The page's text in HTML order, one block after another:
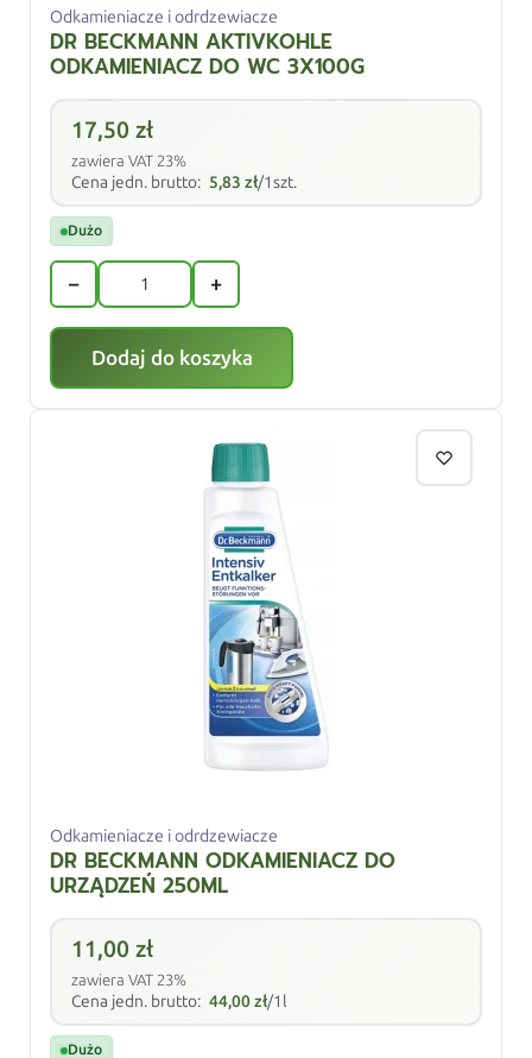
Odkamieniacze i odrdzewiacze
DR BECKMANN AKTIVKOHLE
ODKAMIENIACZ DO WC 3X100G
17,50zł
zawiera VAT 23%
Cena jedn. brutto: 5,83zł/1szt.
Dużo
− +
Dodaj do koszyka
Odkamieniacze i odrdzewiacze
DR BECKMANN ODKAMIENIACZ DO
URZĄDZEŃ 250ML
11,00zł
zawiera VAT 23%
Cena jedn. brutto: 44,00zł/1l
Dużo